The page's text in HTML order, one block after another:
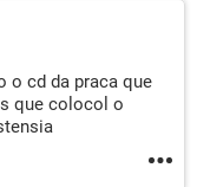
o cd da praca que
que colocol o